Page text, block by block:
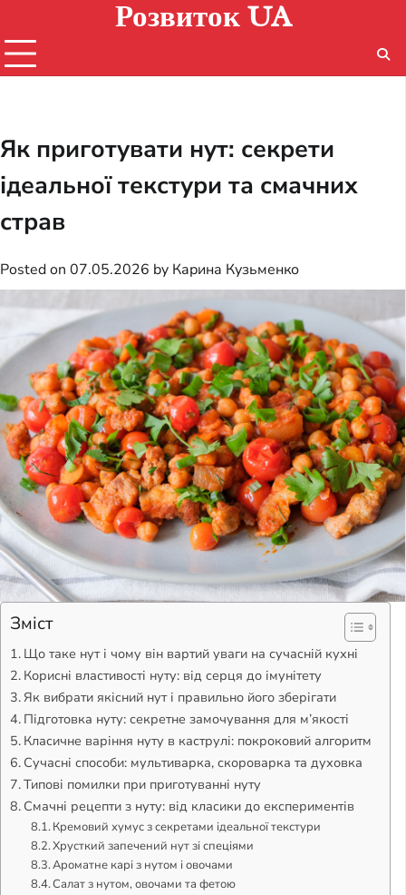
content
Розвиток UA
Як приготувати нут: секрети
ідеальної текстури та смачних
страв
Posted on 07.05.2026 by Карина Кузьменко
Зміст
Що таке нут і чому він вартий уваги на сучасній кухні
Корисні властивості нуту: від серця до імунітету
Як вибрати якісний нут і правильно його зберігати
Підготовка нуту: секретне замочування для м’якості
Класичне варіння нуту в каструлі: покроковий алгоритм
Сучасні способи: мультиварка, скороварка та духовка
Типові помилки при приготуванні нуту
Смачні рецепти з нуту: від класики до експериментів
Кремовий хумус з секретами ідеальної текстури
Хрусткий запечений нут зі спеціями
Ароматне карі з нутом і овочами
Салат з нутом, овочами та фетою